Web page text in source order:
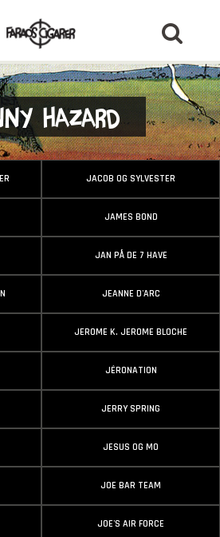
Hazard
JACOB OG SYLVESTER
JAMES BOND
JAN PÅ DE 7 HAVE
JEANNE D'ARC
JEROME K. JEROME BLOCHE
JÉRONATION
JERRY SPRING
JESUS OG MO
JOE BAR TEAM
JOE'S AIR FORCE